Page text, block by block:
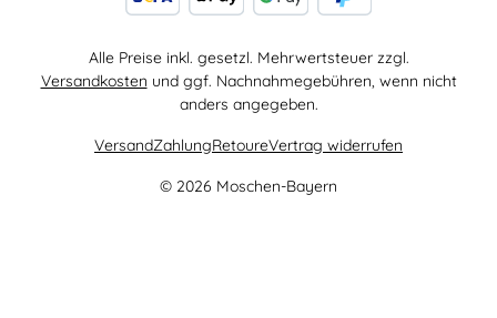
Alle Preise inkl. gesetzl. Mehrwertsteuer zzgl.
Versandkosten und ggf. Nachnahmegebühren, wenn nicht
anders angegeben.
© 2026 Moschen-Bayern
VersandZahlungRetoureVertrag widerrufen